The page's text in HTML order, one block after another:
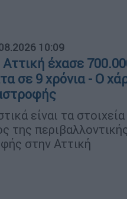
10:09
έχασε
σε 9 χρόνια - Ο
είναι τα στοιχεία
της
στην Αττική